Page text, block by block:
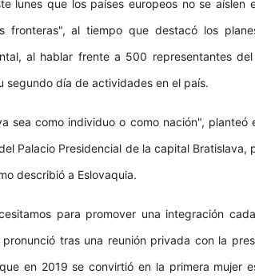
lunes que los países europeos no se aíslen
fronteras", al tiempo que destacó los
al hablar frente a 500 representantes
segundo día de actividades en el país.
sea como individuo o como nación",
Palacio Presidencial de la capital Bratislava,
describió a Eslovaquia.
para promover una integración
tras una reunión privada con la
en 2019 se convirtió en la primera mujer